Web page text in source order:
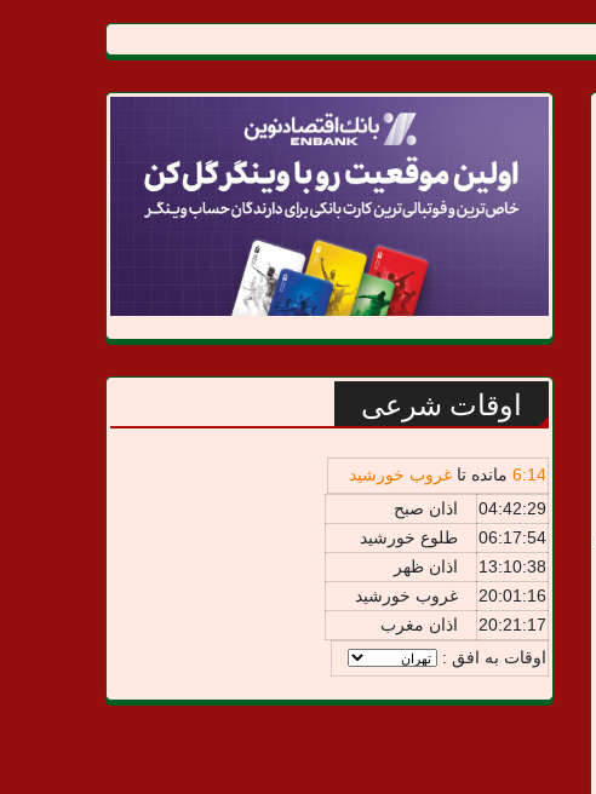
اوقات شرعی
6:14 مانده تا غروب خورشید
04:42:29
اذان صبح
06:17:54
طلوع خورشید
13:10:38
اذان ظهر
20:01:16
غروب خورشید
20:21:17
اذان مغرب
اوقات به افق :